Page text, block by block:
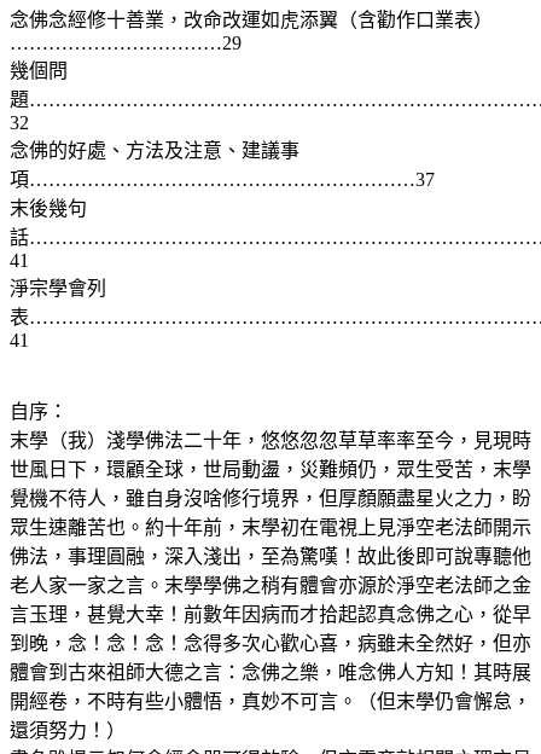
念佛念經修十善業，改命改運如虎添翼（含勸作口業表）
……………………………29
幾個問
題
32
念佛的好處、方法及注意、建議事
項……………………………………………………37
末後幾句
話
41
淨宗學會列
表
41
自序：
末學（我）淺學佛法二十年，悠悠忽忽草草率率至今，見現時
世風日下，環顧全球，世局動盪，災難頻仍，眾生受苦，末學
覺機不待人，雖自身沒啥修行境界，但厚顏願盡星火之力，盼
眾生速離苦也。約十年前，末學初在電視上見淨空老法師開示
佛法，事理圓融，深入淺出，至為驚嘆！故此後即可說專聽他
老人家一家之言。末學學佛之稍有體會亦源於淨空老法師之金
言玉理，甚覺大幸！前數年因病而才拾起認真念佛之心，從早
到晚，念！念！念！念得多次心歡心喜，病雖未全然好，但亦
體會到古來祖師大德之言：念佛之樂，唯念佛人方知！其時展
開經卷，不時有些小體悟，真妙不可言。（但末學仍會懈怠，
還須努力！）